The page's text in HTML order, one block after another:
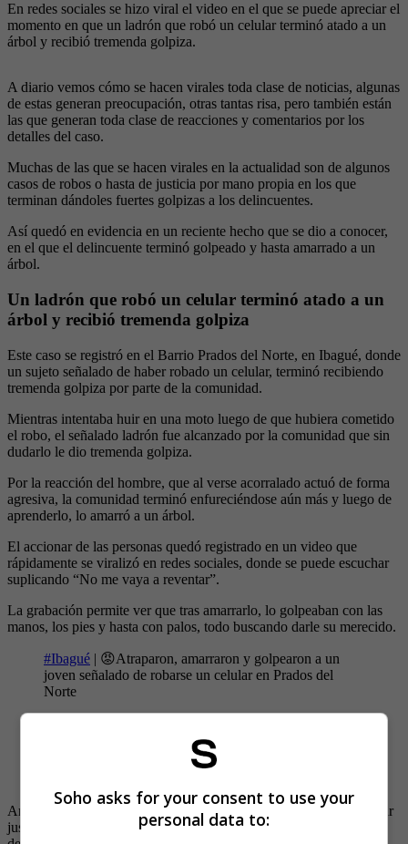
En redes sociales se hizo viral el video en el que se puede apreciar el
momento en que un ladrón que robó un celular terminó atado a un
árbol y recibió tremenda golpiza.
A diario vemos cómo se hacen virales toda clase de noticias, algunas
de estas generan preocupación, otras tantas risa, pero también están
las que generan toda clase de reacciones y comentarios por los
detalles del caso.
Muchas de las que se hacen virales en la actualidad son de algunos
casos de robos o hasta de justicia por mano propia en los que
terminan dándoles fuertes golpizas a los delincuentes.
Así quedó en evidencia en un reciente hecho que se dio a conocer,
en el que el delincuente terminó golpeado y hasta amarrado a un
árbol.
Un ladrón que robó un celular terminó atado a un
árbol y recibió tremenda golpiza
Este caso se registró en el Barrio Prados del Norte, en Ibagué, donde
un sujeto señalado de haber robado un celular, terminó recibiendo
tremenda golpiza por parte de la comunidad.
Mientras intentaba huir en una moto luego de que hubiera cometido
el robo, el señalado ladrón fue alcanzado por la comunidad que sin
dudarlo le dio tremenda golpiza.
Por la reacción del hombre, que al verse acorralado actuó de forma
agresiva, la comunidad terminó enfureciéndose aún más y luego de
aprenderlo, lo amarró a un árbol.
El accionar de las personas quedó registrado en un video que
rápidamente se viralizó en redes sociales, donde se puede escuchar
suplicando “No me vaya a reventar”.
La grabación permite ver que tras amarrarlo, lo golpeaban con las
manos, los pies y hasta con palos, todo buscando darle su merecido.
#Ibagué | 😡Atraparon, amarraron y golpearon a un
joven señalado de robarse un celular en Prados del
Norte
pic.twitter.com/kCeXdnSSAq
Ante lo sucedido, las autoridades invitan a la ciudadanía a no tomar
justicia por mano propia y mejor interponer las respectivas
Soho asks for your consent to use your
personal data to: